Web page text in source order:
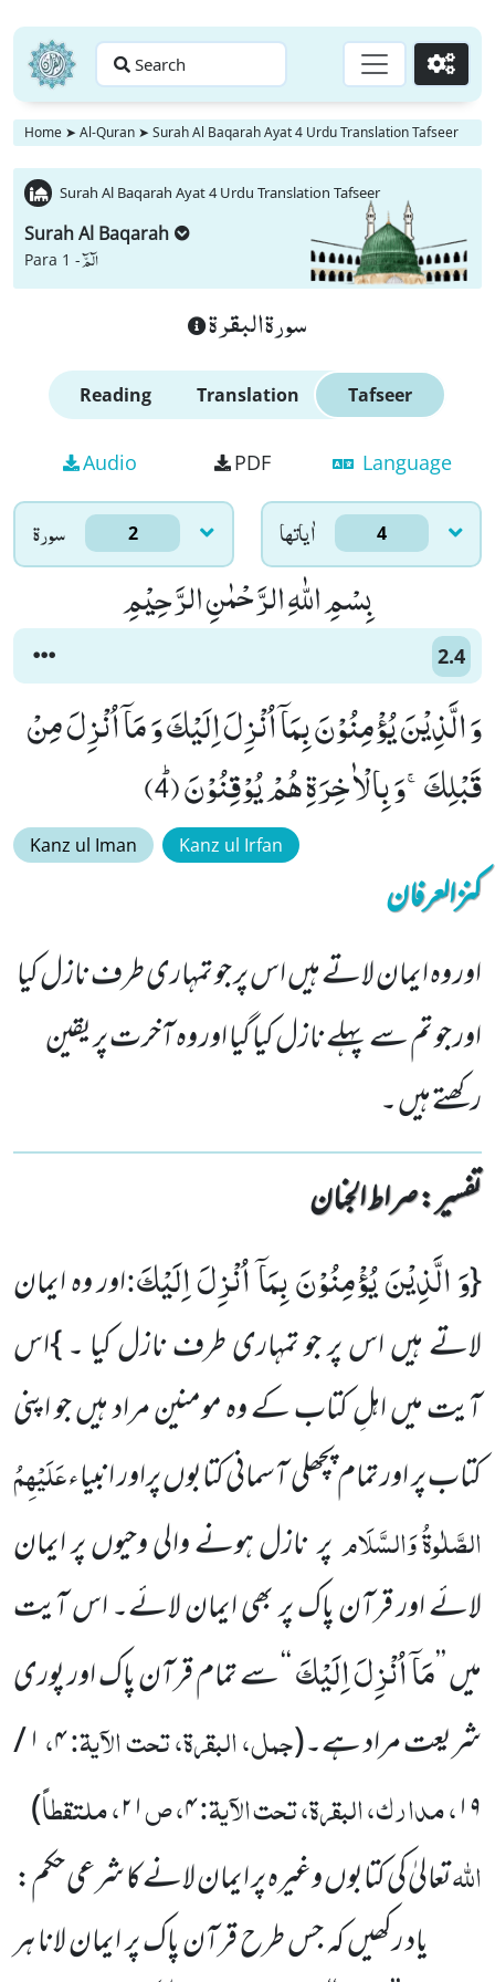
Search Go
Home ➤ Al-Quran ➤ Surah Al Baqarah Ayat 4 Urdu Translation Tafseer
Surah Al Baqarah Ayat 4 Urdu Translation Tafseer
Surah Al Baqarah
Para 1 -الٓمّٓ
سورة البقرة
Reading Translation Tafseer
Audio PDF Language
سورۃ 2 اٰياتها 4
بِسْمِ اللّٰهِ الرَّحْمٰنِ الرَّحِیْمِ
2.4
وَ الَّذِیْنَ یُؤْمِنُوْنَ بِمَاۤ اُنْزِلَ اِلَیْكَ وَ مَاۤ اُنْزِلَ مِنْ
قَبْلِكَۚ-وَ بِالْاٰخِرَةِ هُمْ یُوْقِنُوْنَﭤ (4)
Kanz ul Iman Kanz ul Irfan
کنزالعرفان
اور وہ ایمان لاتے ہیں اس پر جو تمہاری طرف نازل کیا
اور جو تم سے پہلے نازل کیا گیا اور وہ آخرت پر یقین
رکھتے ہیں ۔
تفسیر : ‎صراط الجنان
{وَ الَّذِیْنَ یُؤْمِنُوْنَ بِمَاۤ اُنْزِلَ اِلَیْكَ:اور وہ ایمان
لاتے ہیں اس پر جو تمہاری طرف نازل کیا ۔ }اس
آیت میں اہلِ کتاب کے وہ مومنین مراد ہیں جو اپنی
کتاب پر اور تمام پچھلی آسمانی کتابوں پراور انبیاءعَلَیْہِمُ
الصَّلٰوۃُ وَالسَّلَامپر نازل ہونے والی وحیوں پر ایمان
لائے اور قرآن پاک پر بھی ایمان لائے۔ اس آیت
میں ’’مَاۤ اُنْزِلَ اِلَیْكَ‘‘ سے تمام قرآن پاک اور پوری
شریعت مراد ہے۔(جمل، البقرۃ، تحت الآیۃ:۴، ۱ /
۱۹، مدارک، البقرۃ، تحت الآیۃ:۴، ص۲۱، ملتقطاً)
اللہتعالیٰ کی کتابوں وغیرہ پر ایمان لانے کا شرعی حکم:
یاد رکھیں کہ جس طرح قرآن پاک پر ایمان لانا ہر